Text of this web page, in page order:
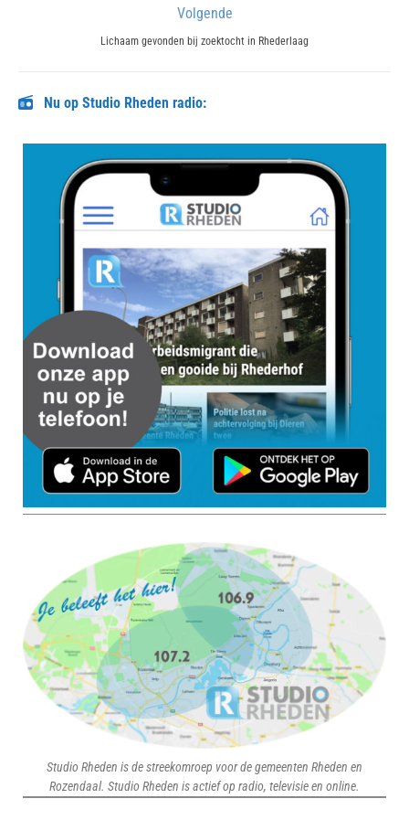
Volgende
Next
Lichaam gevonden bij zoektocht in Rhederlaag
Nu op Studio Rheden radio:
Studio Rheden is de streekomroep voor de gemeenten Rheden en
Rozendaal. Studio Rheden is actief op radio, televisie en online.